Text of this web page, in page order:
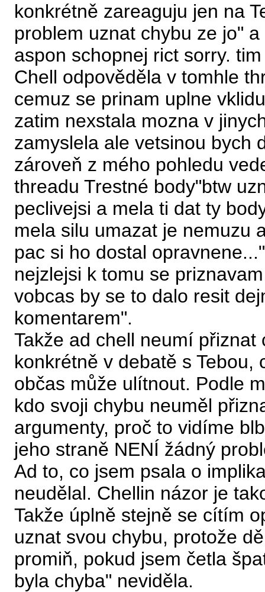
konkrétně zareaguju jen na
problem uznat chybu ze jo"
aspon schopnej rict sorry.
Chell odpověděla v tomhle
cemuz se prinam uplne
zatim nexstala mozna v
zamyslela ale vetsinou bych
zároveň z mého pohledu
threadu Trestné body"btw
peclivejsi a mela ti dat ty
mela silu umazat je nemuzu
pac si ho dostal
nejzlejsi k tomu se
vobcas by se to dalo resit
komentarem".
Takže ad chell neumí
konkrétně v debatě s Tebou,
občas může ulítnout. Podle
kdo svoji chybu neuměl
argumenty, proč to vidíme
jeho straně NENÍ žádný
Ad to, co jsem psala o
neudělal. Chellin názor je
Takže úplně stejně se cítím
uznat svou chybu, protože
promiň, pokud jsem četla
byla chyba" neviděla.